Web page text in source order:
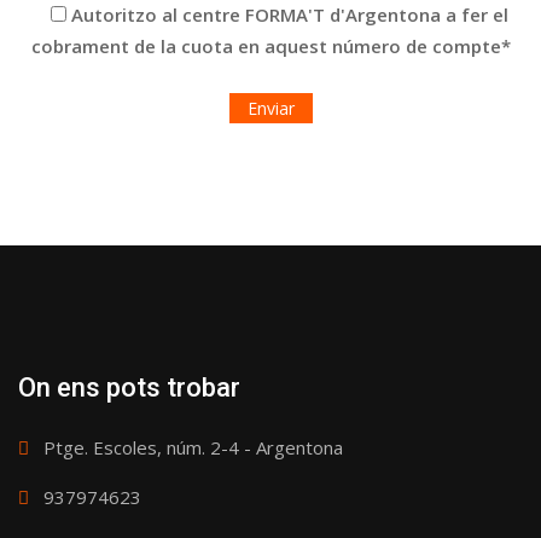
Autoritzo al centre FORMA'T d'Argentona a fer el
cobrament de la cuota en aquest número de compte*
On ens pots trobar
Ptge. Escoles, núm. 2-4 - Argentona
937974623